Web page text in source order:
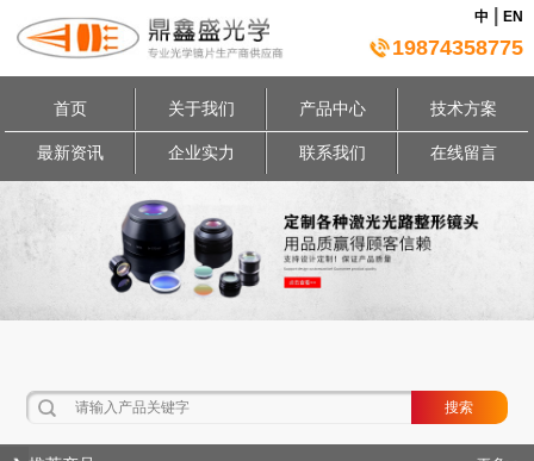
中 |EN
19874358775
首页 关于我们 产品中心 技术方案
最新资讯 企业实力 联系我们 在线留言